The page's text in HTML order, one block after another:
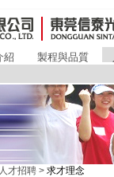
紹 製程與品質
人才招聘 >求才理念